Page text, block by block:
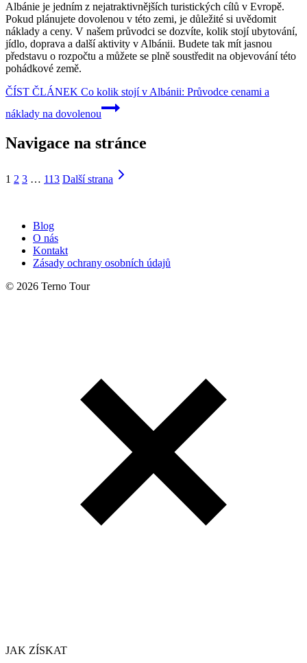
Albánie je jedním z nejatraktivnějších turistických cílů v Evropě.
Pokud plánujete dovolenou v této zemi, je důležité si uvědomit
náklady a ceny. V našem průvodci se dozvíte, kolik stojí ubytování,
jídlo, doprava a další aktivity v Albánii. Budete tak mít jasnou
představu o rozpočtu a můžete se plně soustředit na objevování této
pohádkové země.
ČÍST ČLÁNEK Co kolik stojí v Albánii: Průvodce cenami a
náklady na dovolenou
Navigace na stránce
1 2 3 … 113 Další strana
Blog
O nás
Kontakt
Zásady ochrany osobních údajů
© 2026 Terno Tour
JAK ZÍSKAT